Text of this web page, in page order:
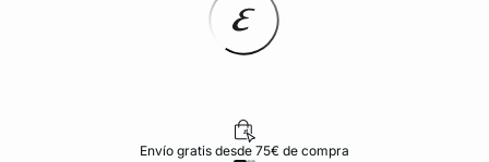
Envío gratis desde 75€ de compra